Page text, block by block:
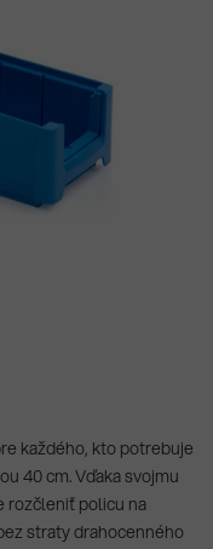
každého, kto potrebuje
40 cm. Vďaka svojmu
rozčleniť policu na
straty drahocenného